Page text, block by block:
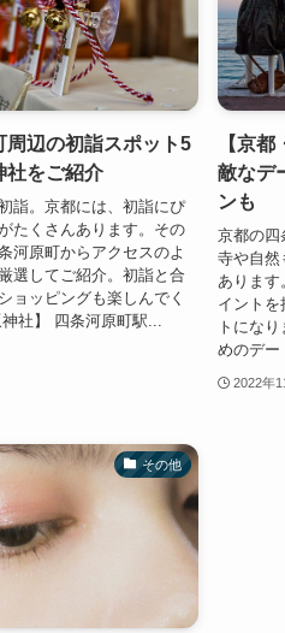
周辺の初詣スポット5
社をご紹介
詣。京都には、初詣にぴ
たくさんあります。その
河原町からアクセスのよ
選してご紹介。初詣と合
ョッピングも楽しんでく
社】 四条河原町駅...
【京
敵なデ
ンも
京都の四
寺や自然
あります
イントを
トにな
めのデー
2022年
その他